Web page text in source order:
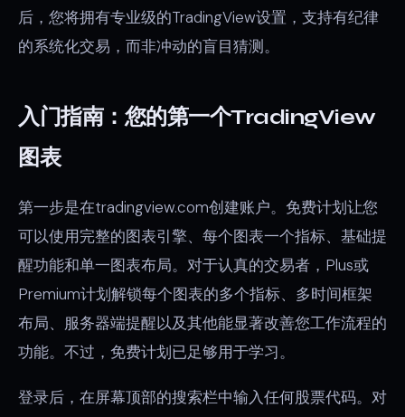
后，您将拥有专业级的TradingView设置，支持有纪律
的系统化交易，而非冲动的盲目猜测。
入门指南：您的第一个TradingView
图表
第一步是在tradingview.com创建账户。免费计划让您
可以使用完整的图表引擎、每个图表一个指标、基础提
醒功能和单一图表布局。对于认真的交易者，Plus或
Premium计划解锁每个图表的多个指标、多时间框架
布局、服务器端提醒以及其他能显著改善您工作流程的
功能。不过，免费计划已足够用于学习。
登录后，在屏幕顶部的搜索栏中输入任何股票代码。对